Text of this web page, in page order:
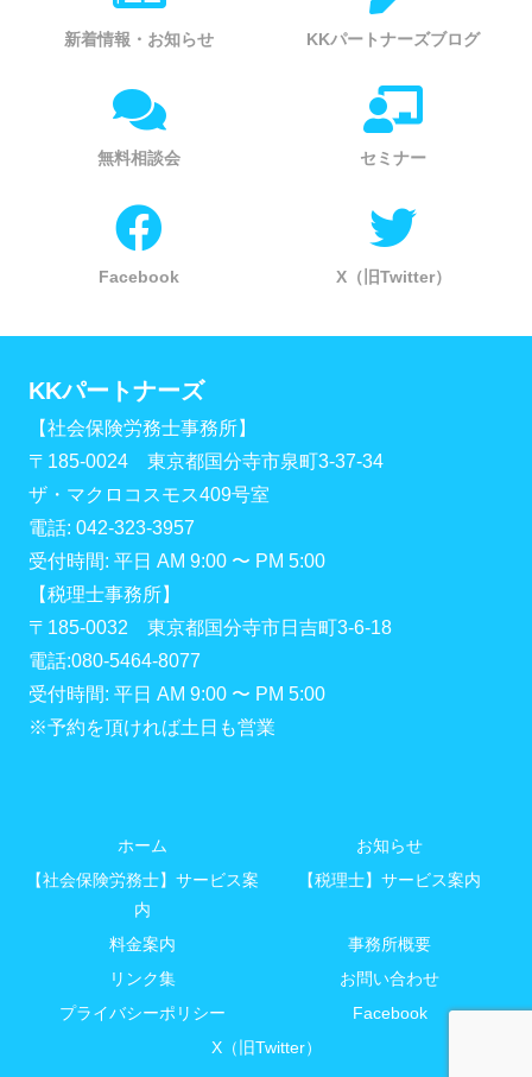
新着情報・お知らせ KKパートナーズブログ
無料相談会 セミナー
Facebook X（旧Twitter）
KKパートナーズ
【社会保険労務士事務所】
〒185-0024 東京都国分寺市泉町3-37-34
ザ・マクロコスモス409号室
電話: 042-323-3957
受付時間: 平日 AM 9:00 〜 PM 5:00
【税理士事務所】
〒185-0032 東京都国分寺市日吉町3-6-18
電話:080-5464-8077
受付時間: 平日 AM 9:00 〜 PM 5:00
※予約を頂ければ土日も営業
ホーム
お知らせ
【社会保険労務士】サービス案
内
【税理士】サービス案内
料金案内
事務所概要
リンク集
お問い合わせ
プライバシーポリシー
Facebook
X（旧Twitter）